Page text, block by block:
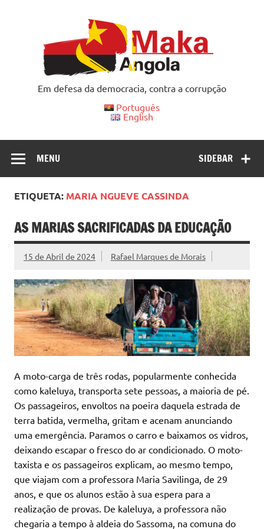
Em defesa da democracia, contra a corrupção
Português
English
SIDEBAR
MENU
ETIQUETA: MARIA NGUEVE CASSINDA
AS MARIAS SACRIFICADAS DA EDUCAÇÃO
15 de Abril de 2024 Rafael Marques de Morais
A moto-carga de três rodas, popularmente conhecida
como kaleluya, transporta sete pessoas, a maioria de pé.
Os passageiros, envoltos na poeira daquela estrada de
terra batida, vermelha, gritam e acenam anunciando
uma emergência. Paramos o carro e baixamos os vidros,
deixando escapar o fresco do ar condicionado. O moto-
taxista e os passageiros explicam, ao mesmo tempo,
que viajam com a professora Maria Savilinga, de 29
anos, e que os alunos estão à sua espera para a
realização de provas. De kaleluya, a professora não
chegaria a tempo à aldeia do Sassoma, na comuna do